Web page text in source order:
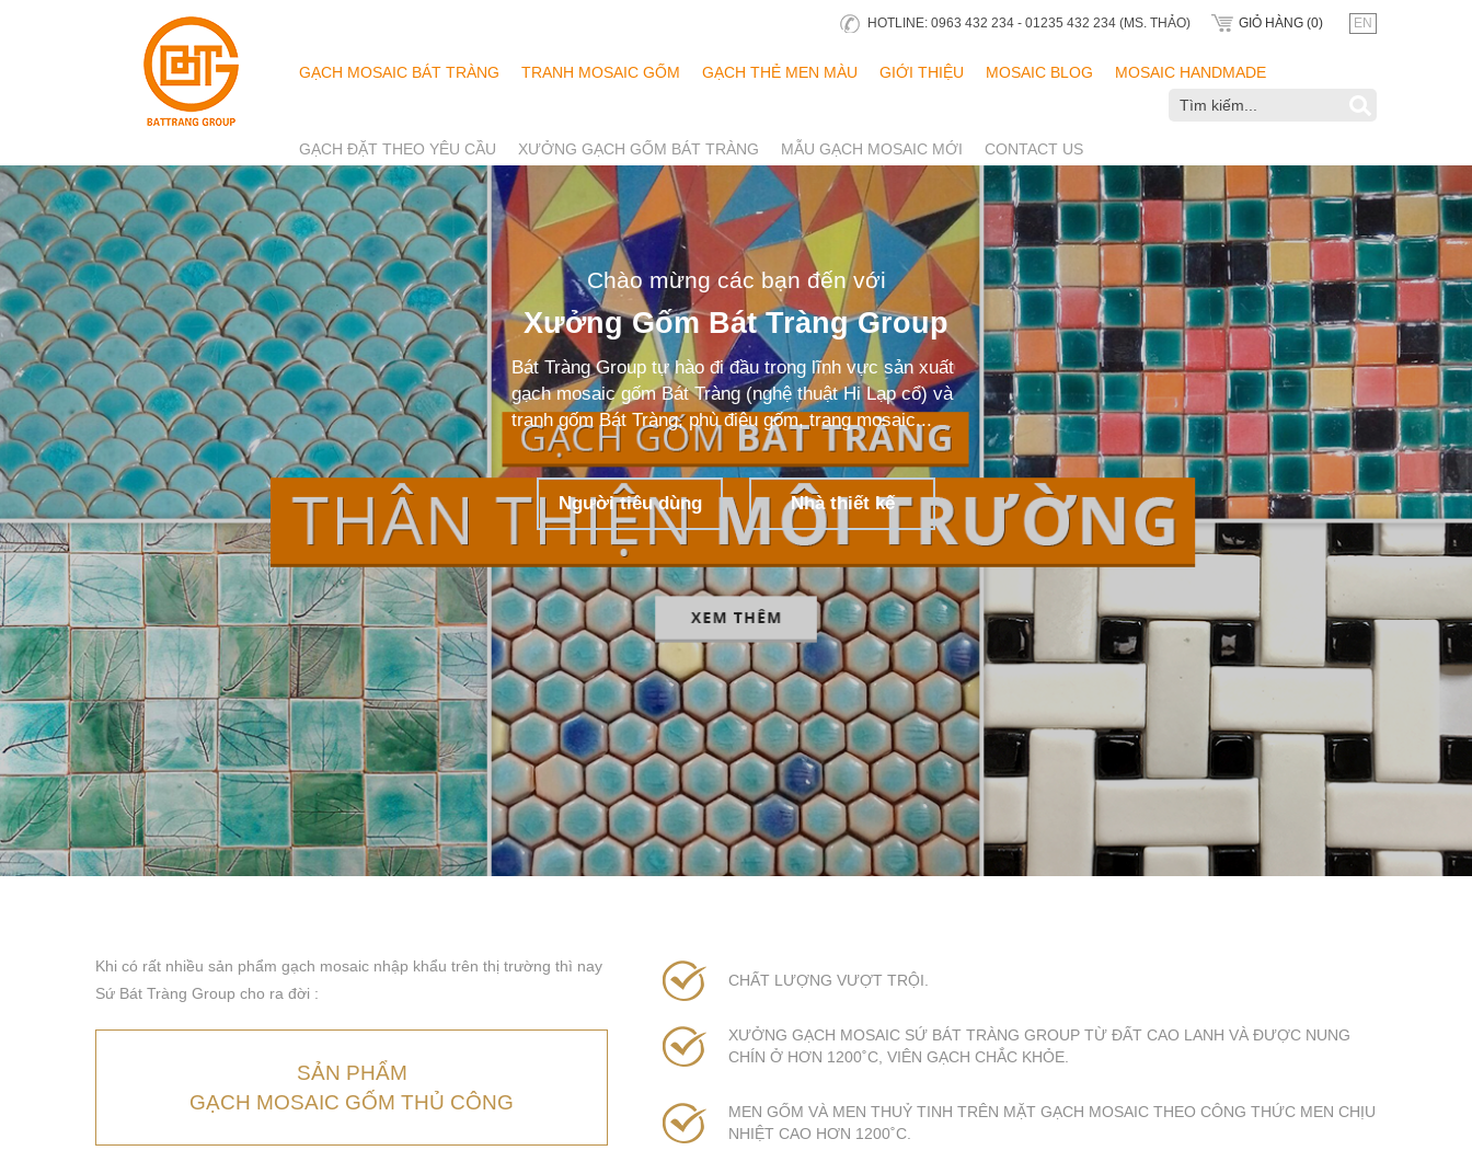
HOTLINE: 0963 432 234 - 01235 432 234 (MS. THẢO) GIỎ HÀNG (0) EN
GẠCH MOSAIC BÁT TRÀNG TRANH MOSAIC GỐM GẠCH THẺ MEN MÀU GIỚI THIỆU MOSAIC BLOG MOSAIC HANDMADE
GẠCH ĐẶT THEO YÊU CẦU XƯỞNG GẠCH GỐM BÁT TRÀNG MẪU GẠCH MOSAIC MỚI CONTACT US
Chào mừng các bạn đến với
Xưởng Gốm Bát Tràng Group
Bát Tràng Group tự hào đi đầu trong lĩnh vực sản xuất
gạch mosaic gốm Bát Tràng (nghệ thuật Hi Lạp cổ) và
tranh gốm Bát Tràng, phù điêu gốm, trang mosaic...
Người tiêu dùng Nhà thiết kế
Khi có rất nhiều sản phẩm gạch mosaic nhập khẩu trên thị trường thì nay
Sứ Bát Tràng Group cho ra đời :
SẢN PHẨM
GẠCH MOSAIC GỐM THỦ CÔNG
CHẤT LƯỢNG VƯỢT TRỘI.
XƯỞNG GẠCH MOSAIC SỨ BÁT TRÀNG GROUP TỪ ĐẤT CAO LANH VÀ ĐƯỢC NUNG
CHÍN Ở HƠN 1200˚C, VIÊN GẠCH CHẮC KHỎE.
MEN GỐM VÀ MEN THUỶ TINH TRÊN MẶT GẠCH MOSAIC THEO CÔNG THỨC MEN CHỊU
NHIỆT CAO HƠN 1200˚C.